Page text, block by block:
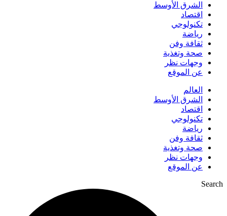
الشرق الأوسط
اقتصاد
تكنولوجي
رياضة
ثقافة وفن
صحة وتغذية
وجهات نظر
عن الموقع
العالم
الشرق الأوسط
اقتصاد
تكنولوجي
رياضة
ثقافة وفن
صحة وتغذية
وجهات نظر
عن الموقع
Search